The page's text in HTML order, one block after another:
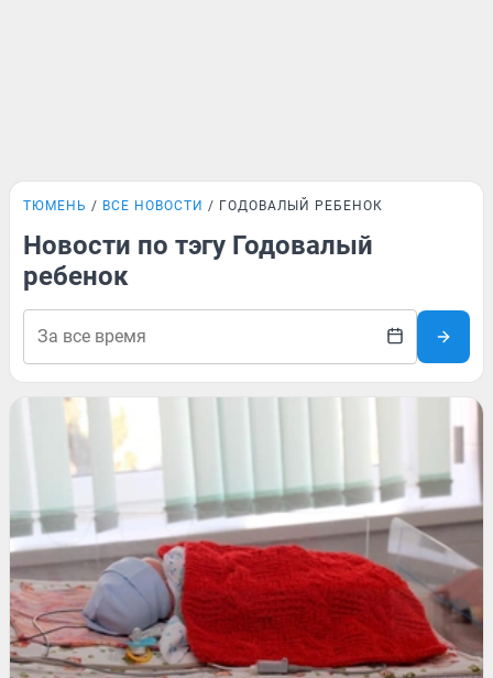
ТЮМЕНЬ ВСЕ НОВОСТИ ГОДОВАЛЫЙ РЕБЕНОК
Новости по тэгу Годовалый
ребенок